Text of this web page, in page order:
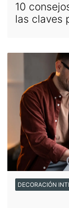
10
las claves
DECORACIÓN